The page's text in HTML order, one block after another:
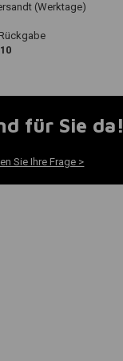
(Werktage)
für Sie da!
Sie Ihre Frage >